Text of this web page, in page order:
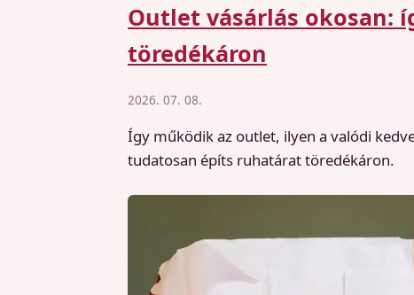
Outlet vásárlás okosan:
töredékáron
2026. 07. 08.
Így működik az outlet, ilyen a valódi
tudatosan építs ruhatárat töredékáron.